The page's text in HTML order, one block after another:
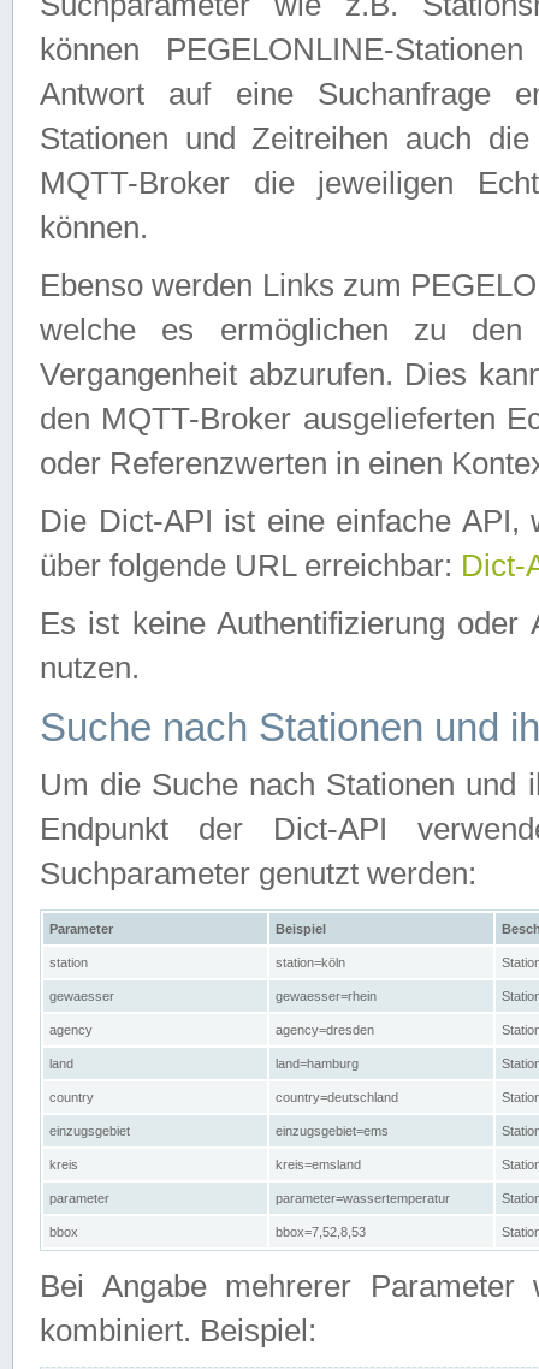
können PEGELONLINE-
Antwort auf eine Suchanfrage
Stationen und Zeitreihen auch
MQTT-Broker die jeweiligen
können.
Ebenso werden Links zum
welche es ermöglichen zu den
Vergangenheit abzurufen. Dies
den MQTT-Broker ausgelieferten
oder Referenzwerten in einen
Die Dict-API ist eine einfache API,
über folgende URL erreichbar: Dict-
Es ist keine Authentifizierung
nutzen.
Suche nach Stationen und
Um die Suche nach Stationen und
Endpunkt der Dict-API
Suchparameter genutzt werden:
Parameter Beispiel
station station=köln
gewaesser gewaesser=rhein
agency agency=dresden
land land=hamburg
country country=deutschland
einzugsgebiet einzugsgebiet=ems
kreis kreis=emsland
parameter parameter=wassertemperatur
bbox bbox=7,52,8,53
Bei Angabe mehrerer Parameter
kombiniert. Beispiel: